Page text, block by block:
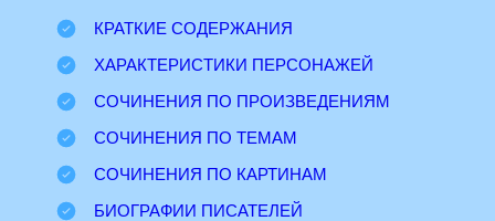
КРАТКИЕ СОДЕРЖАНИЯ
ХАРАКТЕРИСТИКИ ПЕРСОНАЖЕЙ
СОЧИНЕНИЯ ПО ПРОИЗВЕДЕНИЯМ
СОЧИНЕНИЯ ПО ТЕМАМ
СОЧИНЕНИЯ ПО КАРТИНАМ
БИОГРАФИИ ПИСАТЕЛЕЙ